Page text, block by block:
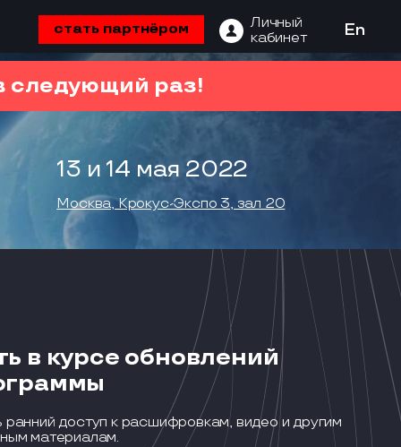
стать партнёром
Личный
кабинет
En
следующий раз!
13 и 14 мая 2022
Москва, Крокус-Экспо 3, зал 20
в курсе обновлений
ранний доступ к расшифровкам, видео и другим
материалам.